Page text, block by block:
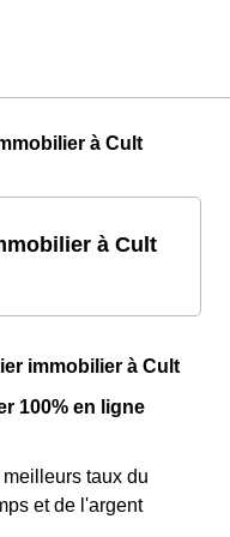
à Cult
à Cult
immobilier à Cult
100% en ligne
taux du
et de l'argent